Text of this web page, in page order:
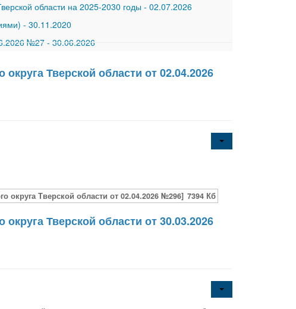
области на 2025-2030 годы - 02.07.2026
- 30.11.2020
№27 - 30.06.2026
Тверской области от 02.04.2026
округа Тверской области от 02.04.2026 №296] 7394 Кб
Тверской области от 30.03.2026